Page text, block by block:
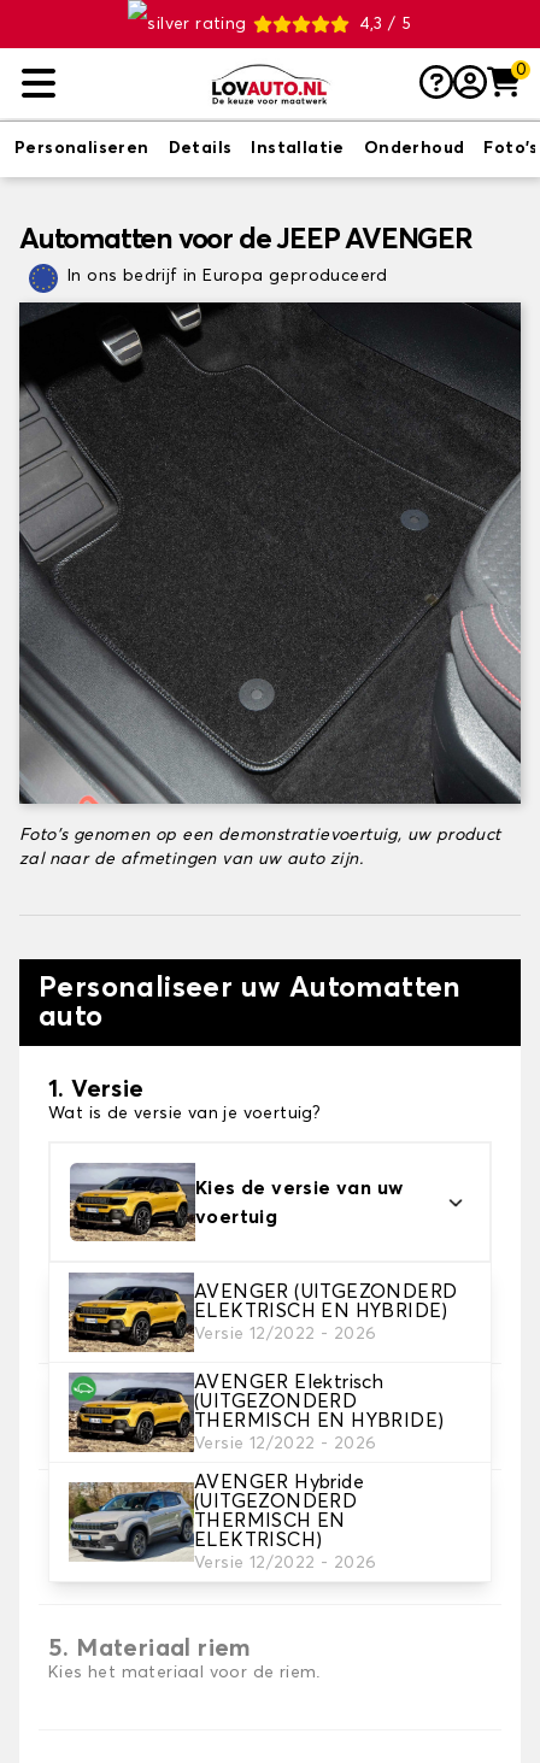
4,3 / 5
0
Personaliseren Details Installatie Onderhoud Foto's
Automatten voor de JEEP AVENGER
In ons bedrijf in Europa geproduceerd
Foto's genomen op een demonstratievoertuig, uw product
zal naar de afmetingen van uw auto zijn.
Personaliseer uw Automatten
auto
1. Versie
Wat is de versie van je voertuig?
Kies de versie van uw
voertuig
AVENGER (UITGEZONDERD
ELEKTRISCH EN HYBRIDE)
Versie 12/2022 - 2026
AVENGER Elektrisch
(UITGEZONDERD
THERMISCH EN HYBRIDE)
Versie 12/2022 - 2026
AVENGER Hybride
(UITGEZONDERD
THERMISCH EN
ELEKTRISCH)
Versie 12/2022 - 2026
2. Materiaal
Kies het materiaal van uw automatten
3. Aantal matten
Selecteer het aantal automatten dat je nodig hebt.
4. Tapijt kleuren
Kies de kleur van je tapijt ..
5. Materiaal riem
Kies het materiaal voor de riem.